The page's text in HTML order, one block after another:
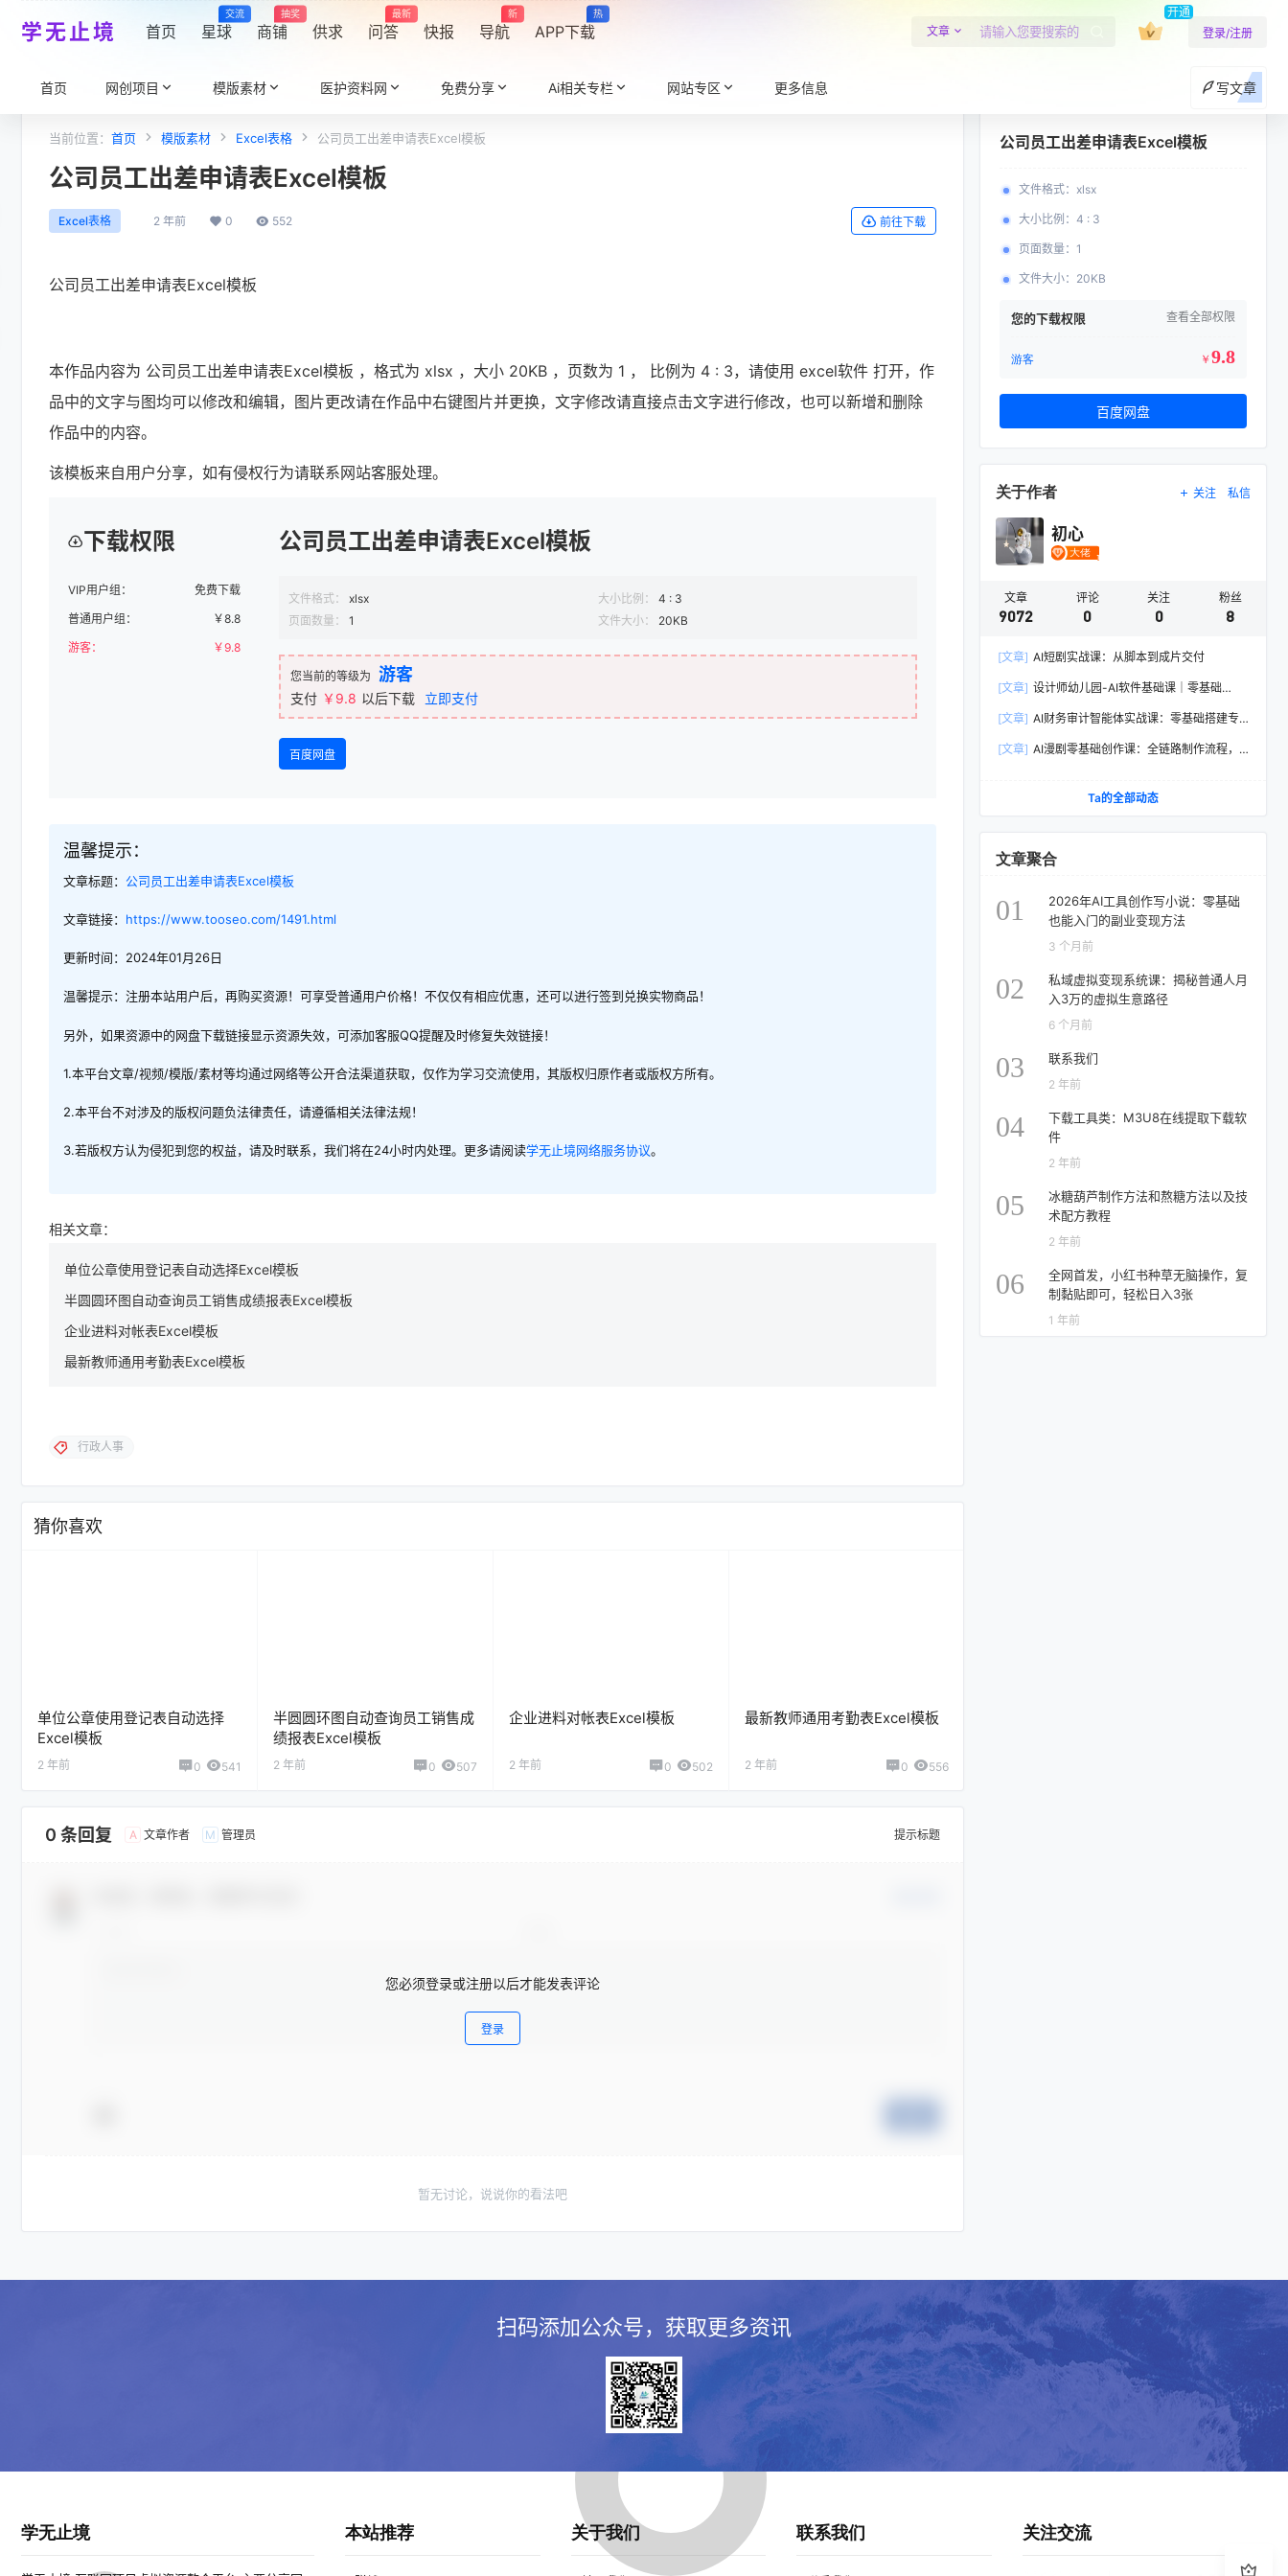
学无止境 首页 星球
交流
商铺
抽奖
供求 问答
最新
快报 导航
新
APP下载
热
文章
开通
登录/注册
首页 网创项目 模版素材 医护资料网 免费分享 Ai相关专栏 网站专区 更多信息 写文章
当前位置： 首页 模版素材 Excel表格 公司员工出差申请表Excel模板
公司员工出差申请表Excel模板
Excel表格 2 年前 0 552 前往下载
公司员工出差申请表Excel模板
本作品内容为 公司员工出差申请表Excel模板 ，格式为 xlsx ，大小 20KB ，页数为 1 ， 比例为 4 : 3，请使用 excel软件 打开，作
品中的文字与图均可以修改和编辑，图片更改请在作品中右键图片并更换，文字修改请直接点击文字进行修改，也可以新增和删除
作品中的内容。
该模板来自用户分享，如有侵权行为请联系网站客服处理。
下载权限
VIP用户组：
免费下载
普通用户组：
￥8.8
游客：
￥9.8
公司员工出差申请表Excel模板
文件格式： xlsx 大小比例：
4 : 3
页面数量：
1 文件大小： 20KB
您当前的等级为 游客
支付 ￥9.8 以后下载 立即支付
百度网盘
温馨提示：
文章标题： 公司员工出差申请表Excel模板
文章链接： https://www.tooseo.com/1491.html
更新时间：2024年01月26日
温馨提示：注册本站用户后，再购买资源！可享受普通用户价格！不仅仅有相应优惠，还可以进行签到兑换实物商品！
另外，如果资源中的网盘下载链接显示资源失效，可添加客服QQ提醒及时修复失效链接！
1.本平台文章/视频/模版/素材等均通过网络等公开合法渠道获取，仅作为学习交流使用，其版权归原作者或版权方所有。
2.本平台不对涉及的版权问题负法律责任，请遵循相关法律法规！
3.若版权方认为侵犯到您的权益，请及时联系，我们将在24小时内处理。更多请阅读学无止境网络服务协议。
相关文章：
单位公章使用登记表自动选择Excel模板
半圆圆环图自动查询员工销售成绩报表Excel模板
企业进料对帐表Excel模板
最新教师通用考勤表Excel模板
行政人事
猜你喜欢
单位公章使用登记表自动选择
Excel模板
2 年前 0 541
半圆圆环图自动查询员工销售成
绩报表Excel模板
2 年前 0 507
企业进料对帐表Excel模板
2 年前 0 502
最新教师通用考勤表Excel模板
2 年前 0 556
0 条回复 A 文章作者 M 管理员 提示标题
您必须登录或注册以后才能发表评论
登录
暂无讨论，说说你的看法吧
公司员工出差申请表Excel模板
文件格式： xlsx
大小比例 ： 4 : 3
页面数量： 1
文件大小： 20KB
您的下载权限 查看全部权限
游客 ￥ 9.8
百度网盘
关于作者 关注 私信
初心
文章
9072
评论
0
关注
0
粉丝
8
[文章] AI短剧实战课：从脚本到成片交付
[文章] 设计师幼儿园-AI软件基础课｜零基础
素材包
[文章] AI财务审计智能体实战课：零基础搭建专
[文章] AI漫剧零基础创作课：全链路制作流程，
Ta的全部动态
文章聚合
01
2026年AI工具创作写小说：零基础
也能入门的副业变现方法
3 个月前
02
私域虚拟变现系统课：揭秘普通人月
入3万的虚拟生意路径
6 个月前
03 联系我们
2 年前
04
下载工具类：M3U8在线提取下载软
件
2 年前
05
冰糖葫芦制作方法和熬糖方法以及技
术配方教程
2 年前
06
全网首发，小红书种草无脑操作，复
制黏贴即可，轻松日入3张
1 年前
扫码添加公众号，获取更多资讯
学无止境 本站推荐 关于我们 联系我们 关注交流